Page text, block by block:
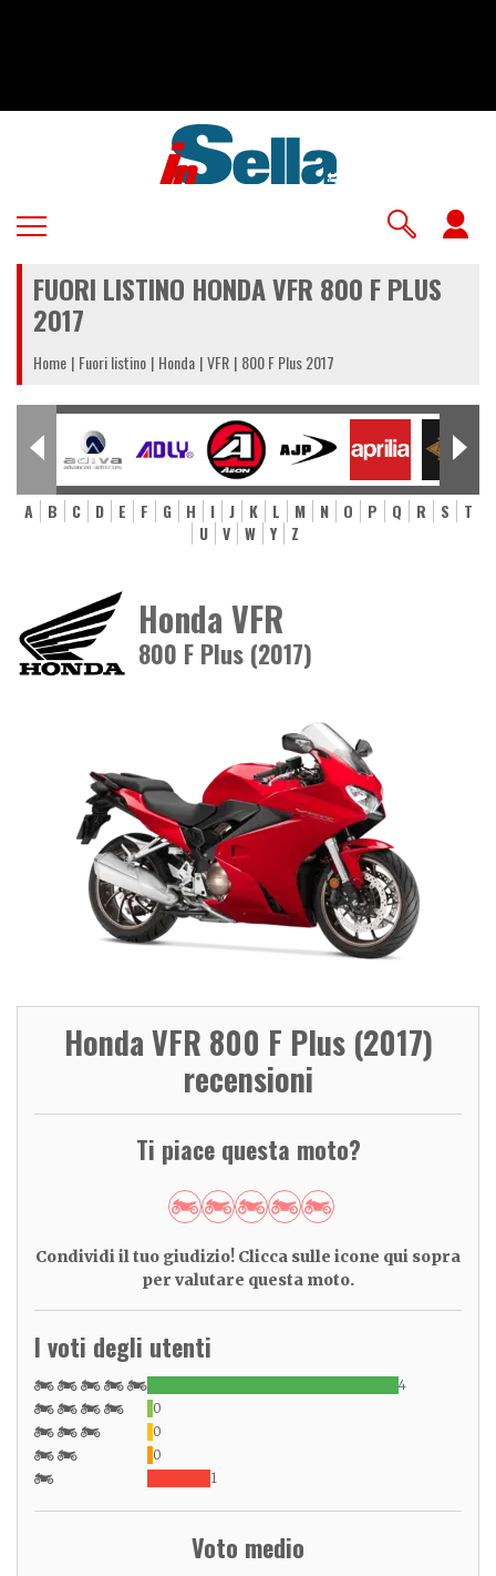
FUORI LISTINO HONDA VFR 800 F PLUS
2017
Home Fuori listino Honda VFR 800 F Plus 2017
A B C D E F G H I J K L M N O P Q R S
T
U
V W Y Z
Honda VFR
800 F Plus (2017)
Honda VFR 800 F Plus (2017)
recensioni
Ti piace questa moto?
Condividi il tuo giudizio! Clicca sulle icone qui sopra
per valutare questa moto.
I voti degli utenti
4
0
0
0
1
Voto medio